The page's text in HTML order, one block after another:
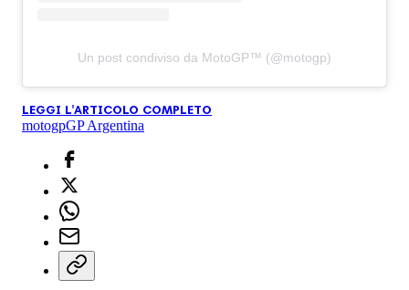
Un post condiviso da MotoGP™ (@motogp)
LEGGI L'ARTICOLO COMPLETO
motogpGP Argentina